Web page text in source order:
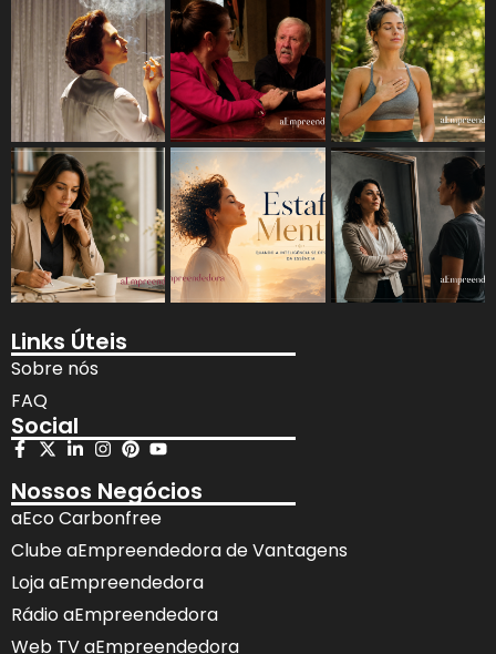
Links Úteis
Sobre nós
FAQ
Social
Nossos Negócios
aEco Carbonfree
Clube aEmpreendedora de Vantagens
Loja aEmpreendedora
Rádio aEmpreendedora
Web TV aEmpreendedora